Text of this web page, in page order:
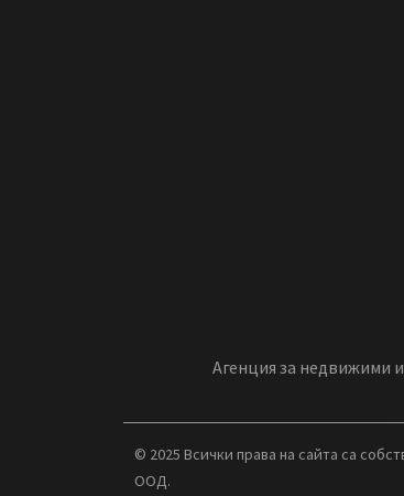
Агенция за недвижими
© 2025 Всички права на сайта са
ООД.